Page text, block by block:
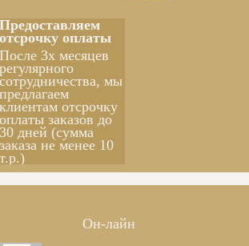
Предоставляем
отсрочку оплаты
После 3х месяцев
регулярного
сотрудничества, мы
предлагаем
клиентам отсрочку
оплаты заказов до
30 дней (сумма
заказа не менее 10
т.р.)
Он-лайн